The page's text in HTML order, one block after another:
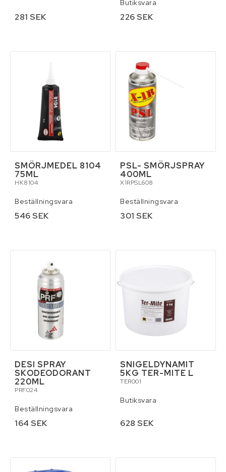
281 SEK
Butiksvara
226 SEK
SMÖRJMEDEL 8104
75ML
HK8104
Beställningsvara
546 SEK
PSL- SMÖRJSPRAY
400ML
X1RPSL608
Beställningsvara
301 SEK
DESI SPRAY
SKODEODORANT
220ML
PRF024
Beställningsvara
164 SEK
SNIGELDYNAMIT
5KG TER-MITE L
TER001
Butiksvara
628 SEK